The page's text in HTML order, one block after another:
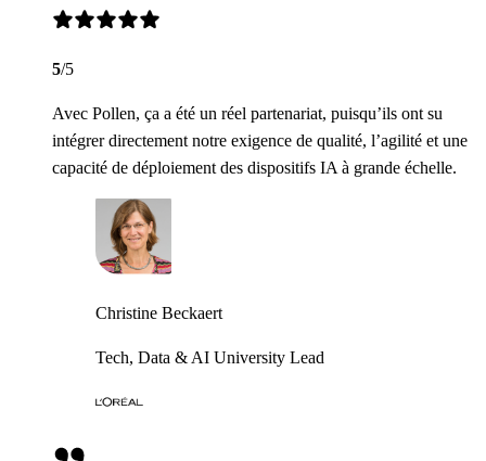
5/5
Avec Pollen, ça a été un réel partenariat, puisqu’ils ont su
intégrer directement notre exigence de qualité, l’agilité et une
capacité de déploiement des dispositifs IA à grande échelle.
Christine Beckaert
Tech, Data & AI University Lead